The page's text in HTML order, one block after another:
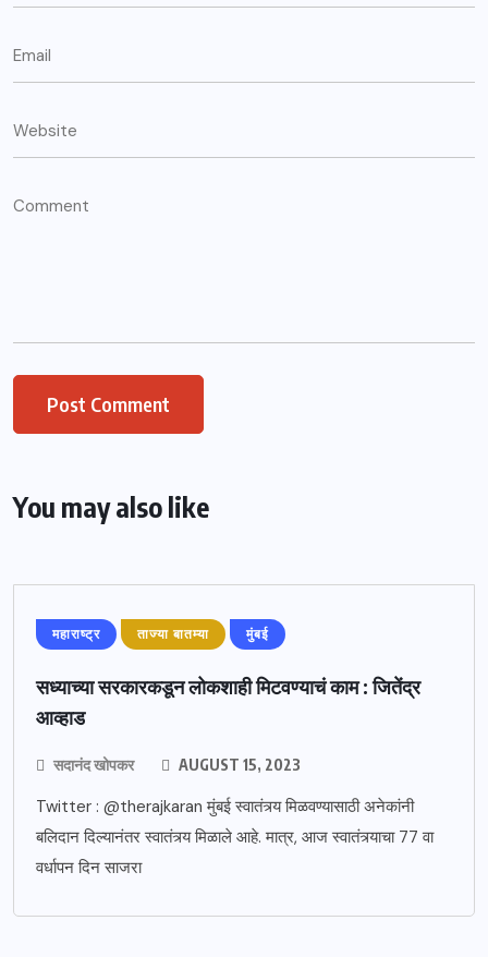
You may also like
महाराष्ट्र ताज्या बातम्या मुंबई
सध्याच्या सरकारकडून लोकशाही मिटवण्याचं काम : जितेंद्र
आव्हाड
सदानंद खोपकर AUGUST 15, 2023
Twitter : @therajkaran मुंबई स्वातंत्र्य मिळवण्यासाठी अनेकांनी
बलिदान दिल्यानंतर स्वातंत्र्य मिळाले आहे. मात्र, आज स्वातंत्र्याचा 77 वा
वर्धापन दिन साजरा